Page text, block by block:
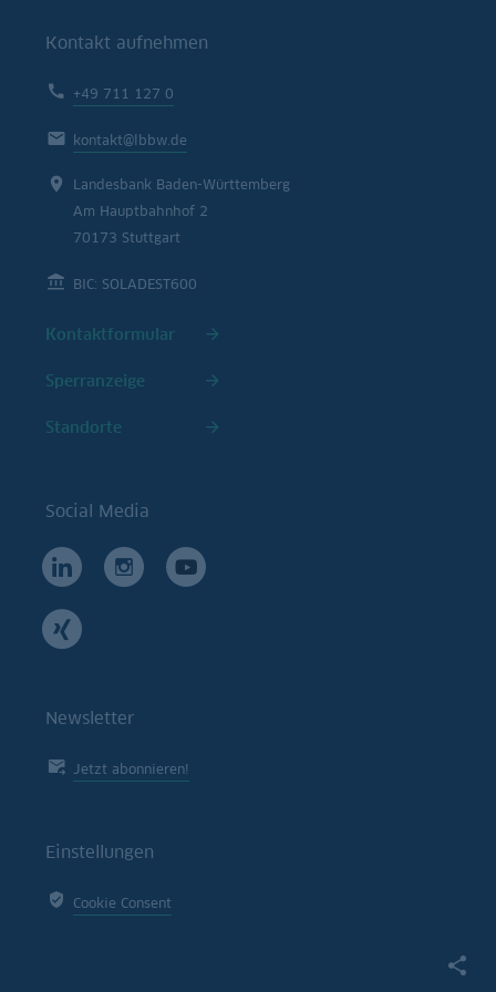
Kontakt aufnehmen
+49 711 127 0
kontakt@lbbw.de
Landesbank Baden-Württemberg
Am Hauptbahnhof 2
70173 Stuttgart
BIC: SOLADEST600
Kontaktformular
Sperranzeige
Standorte
Social Media
Newsletter
Jetzt abonnieren!
Einstellungen
Cookie Consent